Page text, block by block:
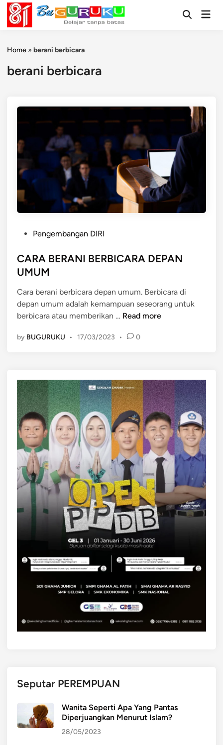
Skip
content
OpenMain
Home » berani berbicara
berani berbicara
s
t
d
i
n
Pengembangan DIRI
CARA BERANI BERBICARA DEPAN
UMUM
Cara berani berbicara depan umum. Berbicara di
depan umum adalah kemampuan seseorang untuk
berbicara atau memberikan … C
R
A
N
I
B
E
R
B
I
C
A
R
A
D
P
N
U
M
U
Read more
by BUGURUKU • 17/03/2023 • 0
Seputar PEREMPUAN
Wanita Seperti Apa Yang Pantas
Diperjuangkan Menurut Islam?
28/05/2023